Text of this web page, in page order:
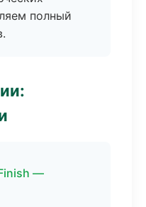
полный
—